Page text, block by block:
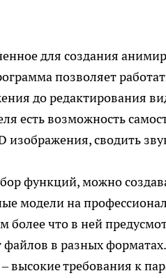
для создания
позволяет
до редактирования
есть возможность
изображения, сводить
функций, можно
модели на
более что в ней
файлов в разных
высокие требования к